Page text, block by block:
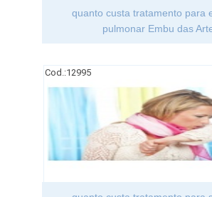
quanto custa tratamento para
pulmonar Embu das
Cod.:12995